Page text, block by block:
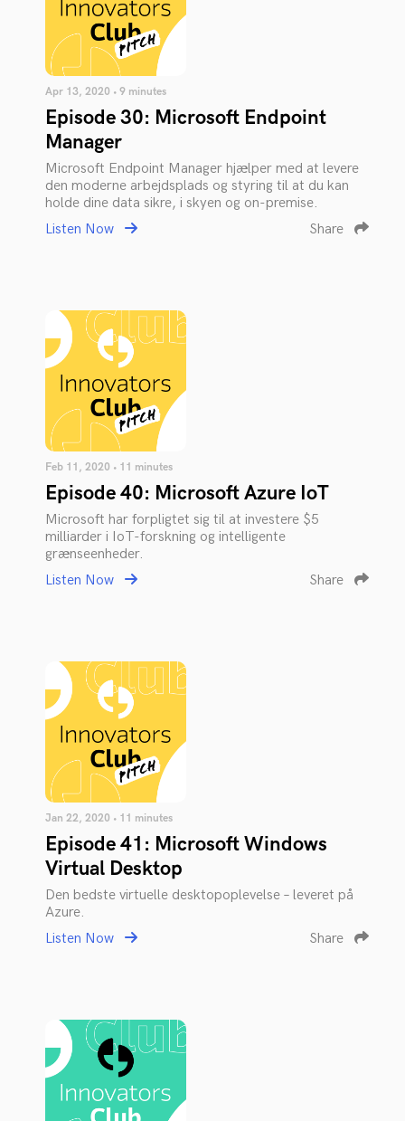
Apr 13, 2020 • 9 minutes
Episode 30: Microsoft Endpoint
Manager
Microsoft Endpoint Manager hjælper med at levere
den moderne arbejdsplads og styring til at du kan
holde dine data sikre, i skyen og on-premise.
Listen Now
Share
Feb 11, 2020 • 11 minutes
Episode 40: Microsoft Azure IoT
Microsoft har forpligtet sig til at investere $5
milliarder i IoT-forskning og intelligente
grænseenheder.
Listen Now
Share
Jan 22, 2020 • 11 minutes
Episode 41: Microsoft Windows
Virtual Desktop
Den bedste virtuelle desktopoplevelse – leveret på
Azure.
Listen Now
Share